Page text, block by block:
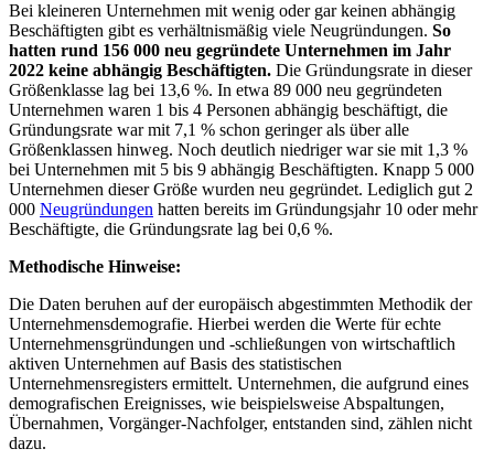
Bei kleineren Unternehmen mit wenig oder gar keinen abhängig
Beschäftigten gibt es verhältnismäßig viele Neugründungen. So
hatten rund 156 000 neu gegründete Unternehmen im Jahr
2022 keine abhängig Beschäftigten. Die Gründungsrate in dieser
Größenklasse lag bei 13,6 %. In etwa 89 000 neu gegründeten
Unternehmen waren 1 bis 4 Personen abhängig beschäftigt, die
Gründungsrate war mit 7,1 % schon geringer als über alle
Größenklassen hinweg. Noch deutlich niedriger war sie mit 1,3 %
bei Unternehmen mit 5 bis 9 abhängig Beschäftigten. Knapp 5 000
Unternehmen dieser Größe wurden neu gegründet. Lediglich gut 2
000 Neugründungen hatten bereits im Gründungsjahr 10 oder mehr
Beschäftigte, die Gründungsrate lag bei 0,6 %.
Methodische Hinweise:
Die Daten beruhen auf der europäisch abgestimmten Methodik der
Unternehmensdemografie. Hierbei werden die Werte für echte
Unternehmensgründungen und -schließungen von wirtschaftlich
aktiven Unternehmen auf Basis des statistischen
Unternehmensregisters ermittelt. Unternehmen, die aufgrund eines
demografischen Ereignisses, wie beispielsweise Abspaltungen,
Übernahmen, Vorgänger-Nachfolger, entstanden sind, zählen nicht
dazu.